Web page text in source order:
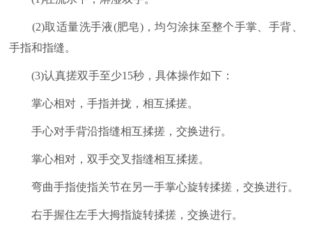
(2)取适量洗手液(肥皂)，均匀涂抹至整个手掌、手背、
手指和指缝。
(3)认真搓双手至少15秒，具体操作如下：
掌心相对，手指并拢，相互揉搓。
手心对手背沿指缝相互揉搓，交换进行。
掌心相对，双手交叉指缝相互揉搓。
弯曲手指使指关节在另一手掌心旋转揉搓，交换进行。
右手握住左手大拇指旋转揉搓，交换进行。